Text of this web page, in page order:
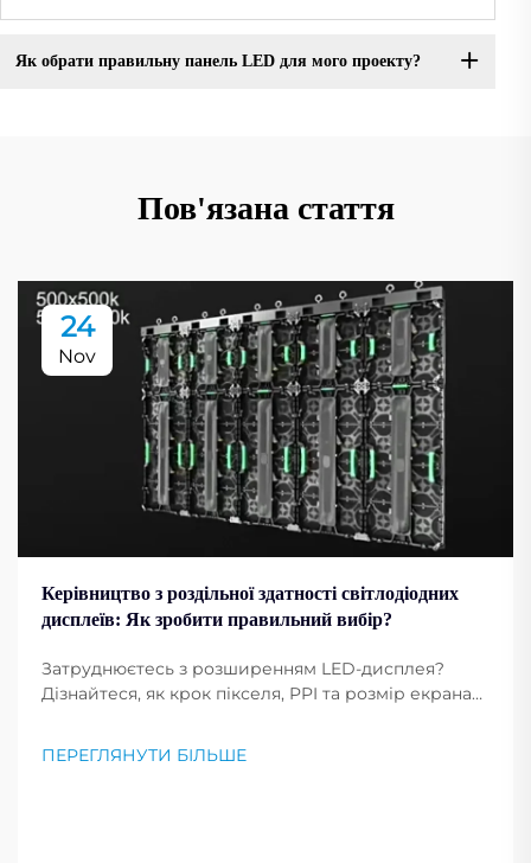
Як обрати правильну панель LED для мого проекту?
Пов'язана стаття
24
Nov
Керівництво з роздільної здатності світлодіодних
дисплеїв: Як зробити правильний вибір?
Затруднюєтесь з розширенням LED-дисплея?
Дізнайтеся, як крок пікселя, PPI та розмір екрана
розширення для ваших потреб. Читайте зараз.
ПЕРЕГЛЯНУТИ БІЛЬШЕ